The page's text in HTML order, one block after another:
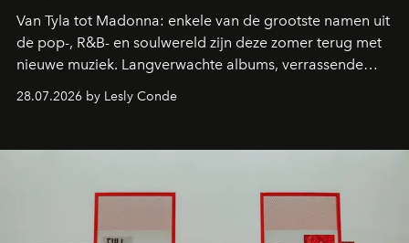
Van Tyla tot Madonna: enkele van de grootste namen uit
de pop-, R&B- en soulwereld zijn deze zomer terug met
nieuwe muziek. Langverwachte albums, verrassende
de releases die je niet mag missen.
28.07.2026 by Lesly Conde